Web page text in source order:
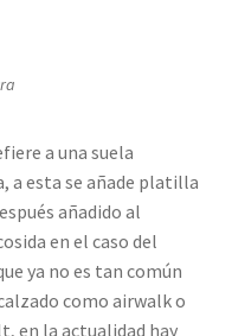
a una suela
a esta se añade platilla
añadido al
en el caso del
ya no es tan común
como airwalk o
en la actualidad hay